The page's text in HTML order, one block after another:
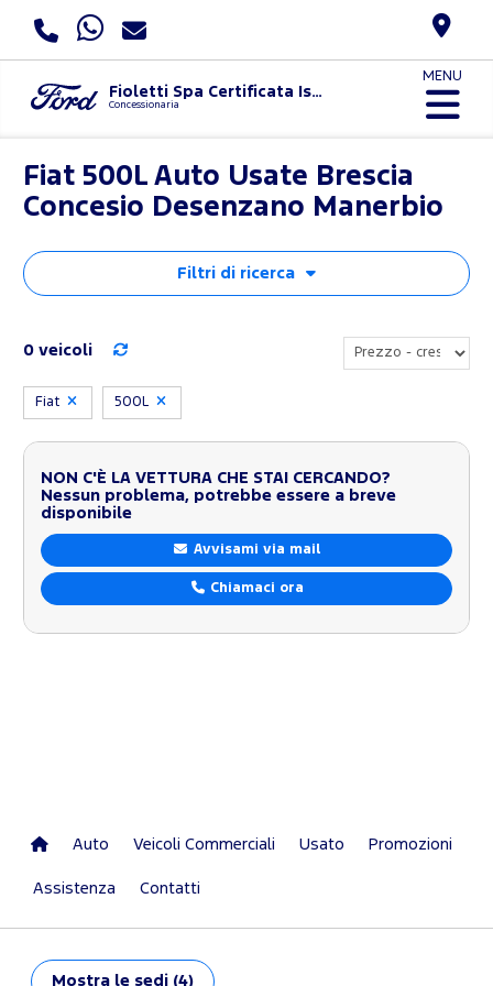
Fioletti Spa Certificata Iso 9001:2015 E Uni Pdr 125:2022
Concessionaria
MENU
Fiat 500L Auto Usate Brescia
Concesio Desenzano Manerbio
Filtri di ricerca
0 veicoli
Fiat 500L
NON C'È LA VETTURA CHE STAI CERCANDO?
Nessun problema, potrebbe essere a breve
disponibile
Avvisami via mail
Chiamaci ora
Auto Veicoli Commerciali Usato Promozioni
Assistenza Contatti
Mostra le sedi (4)